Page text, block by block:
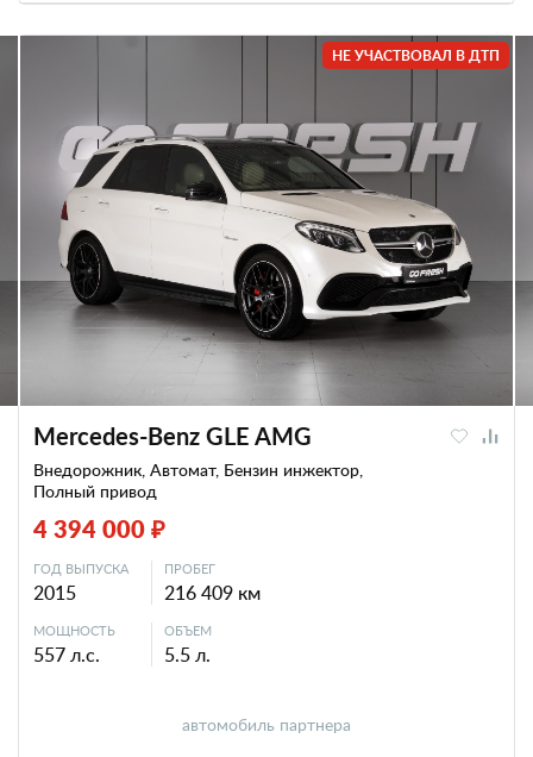
НЕ УЧАСТВОВАЛ В ДТП
Mercedes-Benz GLE AMG
Внедорожник, Автомат, Бензин инжектор,
Полный привод
4 394 000 ₽
ГОД ВЫПУСКА
2015
ПРОБЕГ
216 409 км
МОЩНОСТЬ
557 л.с.
ОБЪЕМ
5.5 л.
автомобиль партнера